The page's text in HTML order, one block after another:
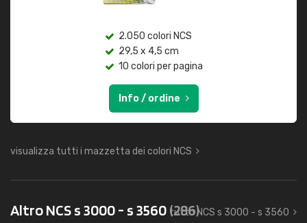
2.050 colori NCS
29,5 x 4,5 cm
10 colori per pagina
Info / ordine
visualizza tutti i mazzetta dei colori NCS
Altro NCS s 3000 - s 3560(286)
tutto NCS s 3000 - s 3560